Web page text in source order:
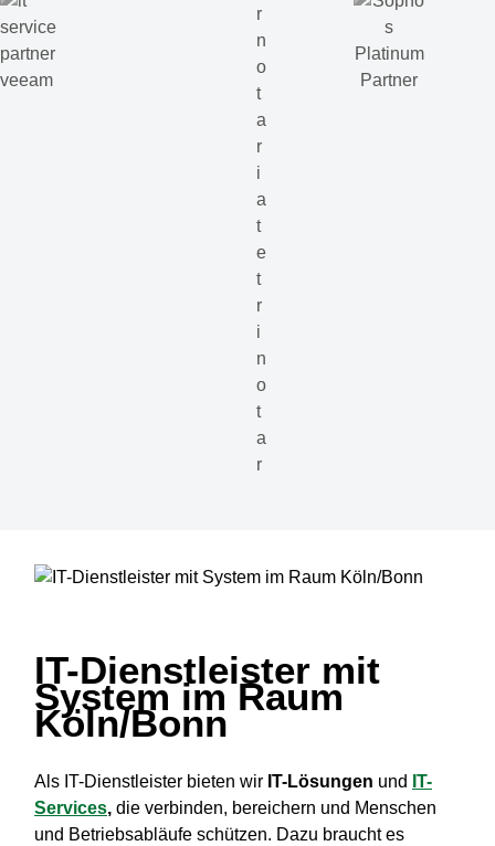
IT-Dienstleister mit
System im Raum
Köln/Bonn
Als IT-Dienstleister bieten wir IT-Lösungen und IT-
Services, die verbinden, bereichern und Menschen
und Betriebsabläufe schützen. Dazu braucht es